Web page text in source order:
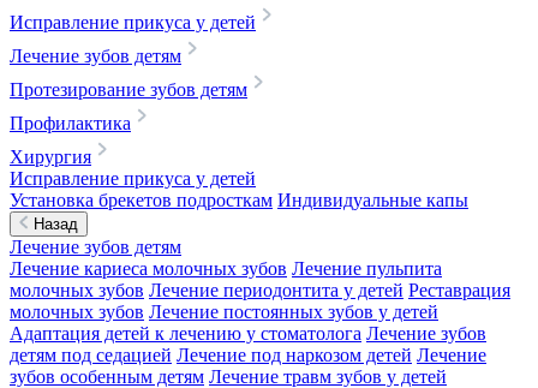
Исправление прикуса у детей
Лечение зубов детям
Протезирование зубов детям
Профилактика
Хирургия
Исправление прикуса у детей
Установка брекетов подросткам Индивидуальные капы
Назад
Лечение зубов детям
Лечение кариеса молочных зубов Лечение пульпита
молочных зубов Лечение периодонтита у детей Реставрация
молочных зубов Лечение постоянных зубов у детей
Адаптация детей к лечению у стоматолога Лечение зубов
детям под седацией Лечение под наркозом детей Лечение
зубов особенным детям Лечение травм зубов у детей